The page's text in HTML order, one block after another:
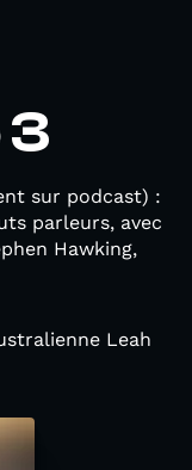
3
sur podcast) :
parleurs, avec
Hawking,
Leah